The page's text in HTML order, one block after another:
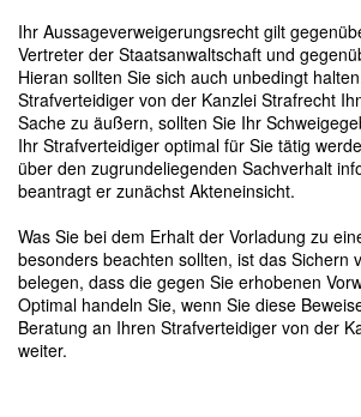
Ihr Aussageverweigerungsrecht gilt
Vertreter der Staatsanwaltschaft und
Hieran sollten Sie sich auch unbedingt
Strafverteidiger von der Kanzlei Strafrecht
Sache zu äußern, sollten Sie Ihr
Ihr Strafverteidiger optimal für Sie tätig
über den zugrundeliegenden Sachverhalt
beantragt er zunächst Akteneinsicht.
Was Sie bei dem Erhalt der Vorladung zu
besonders beachten sollten, ist das Sichern
belegen, dass die gegen Sie erhobenen
Optimal handeln Sie, wenn Sie diese
Beratung an Ihren Strafverteidiger von der
weiter.